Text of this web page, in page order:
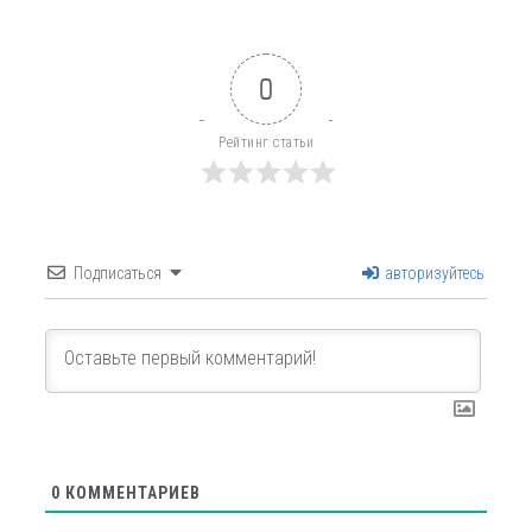
0
Рейтинг статьи
Подписаться авторизуйтесь
0 КОММЕНТАРИЕВ